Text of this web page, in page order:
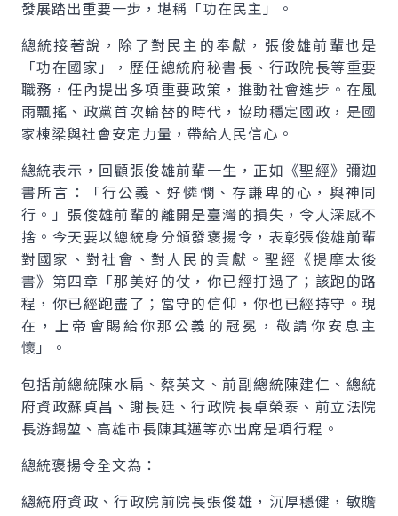
發展踏出重要一步，堪稱「功在民主」。
總統接著說，除了對民主的奉獻，張俊雄前輩也是
「功在國家」，歷任總統府秘書長、行政院長等重要
職務，任內提出多項重要政策，推動社會進步。在風
雨飄搖、政黨首次輪替的時代，協助穩定國政，是國
家棟梁與社會安定力量，帶給人民信心。
總統表示，回顧張俊雄前輩一生，正如《聖經》彌迦
書所言：「行公義、好憐憫、存謙卑的心，與神同
行。」張俊雄前輩的離開是臺灣的損失，令人深感不
捨。今天要以總統身分頒發褒揚令，表彰張俊雄前輩
對國家、對社會、對人民的貢獻。聖經《提摩太後
書》第四章「那美好的仗，你已經打過了；該跑的路
程，你已經跑盡了；當守的信仰，你也已經持守。現
在，上帝會賜給你那公義的冠冕，敬請你安息主
懷」。
包括前總統陳水扁、蔡英文、前副總統陳建仁、總統
府資政蘇貞昌、謝長廷、行政院長卓榮泰、前立法院
長游錫堃、高雄市長陳其邁等亦出席是項行程。
總統褒揚令全文為：
總統府資政、行政院前院長張俊雄，沉厚穩健，敏贍